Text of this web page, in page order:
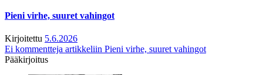
Pieni virhe, suuret vahingot
Kirjoitettu 5.6.2026
Ei kommentteja artikkeliin Pieni virhe, suuret vahingot
Pääkirjoitus